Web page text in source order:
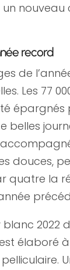
un nouveau
record
de
Les 77
épargnés
belles
douces,
quatre la
blanc 2022
élaboré à